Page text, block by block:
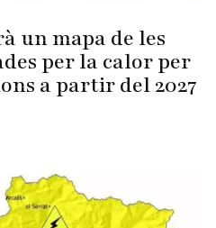
un mapa de les
per la calor per
a partir del 2027